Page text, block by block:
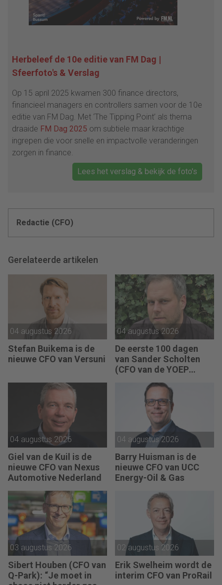
Herbeleef de 10e editie van FM Dag |
Sfeerfoto's & Verslag
Op 15 april 2025 kwamen 300 finance directors,
financieel managers en controllers samen voor de 10e
editie van FM Dag. Met ‘The Tipping Point’ als thema
draaide FM Dag 2025 om subtiele maar krachtige
ingrepen die voor snelle en impactvolle veranderingen
zorgen in finance.
Lees het verslag & bekijk de foto's
Redactie (CFO)
Gerelateerde artikelen
04 augustus 2026
Stefan Buikema is de
nieuwe CFO van Versuni
04 augustus 2026
De eerste 100 dagen
van Sander Scholten
(CFO van de YOEP
sturing werkt pas echt
als mensen begrijpen
waarom keuzes nodig
04 augustus 2026
Giel van de Kuil is de
nieuwe CFO van Nexus
Automotive Nederland
04 augustus 2026
Barry Huisman is de
nieuwe CFO van UCC
Energy-Oil & Gas
03 augustus 2026
Sibert Houben (CFO van
Q-Park): “Je moet in
02 augustus 2026
Erik Swelheim wordt de
interim CFO van ProRail